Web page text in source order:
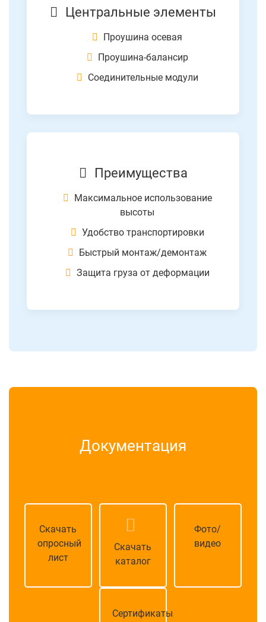
Центральные элементы
Проушина осевая
Проушина-балансир
Соединительные модули
Преимущества
Максимальное использование
высоты
Удобство транспортировки
Быстрый монтаж/демонтаж
Защита груза от деформации
Документация
Скачать
опросный
лист
Скачать
каталог
Фото/
видео
Сертификаты